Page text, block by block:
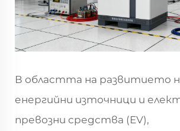
В областта на развитието
енергийни източници и
превозни средства (EV),